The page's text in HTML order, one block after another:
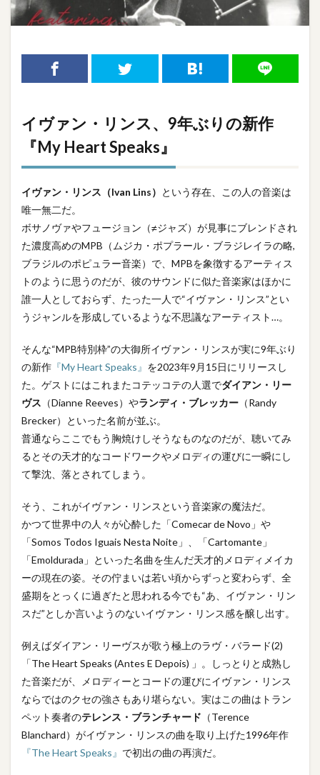
イヴァン・リンス、9年ぶりの新作
『My Heart Speaks』
イヴァン・リンス（Ivan Lins） という存在、この人の音楽は
唯一無二だ。
ボサノヴァやフュージョン（≠ジャズ）が見事にブレンドされ
た濃度高めのMPB（ムジカ・ポプラール・ブラジレイラの略,
ブラジルのポピュラー音楽）で、MPBを象徴するアーティス
トのように思うのだが、彼のサウンドに似た音楽家はほかに
誰一人としておらず、たった一人で“イヴァン・リンス”とい
うジャンルを形成しているような不思議なアーティスト…。
そんな“MPB特別枠”の大御所イヴァン・リンスが実に9年ぶり
の新作 『My Heart Speaks』 を2023年9月15日にリリースし
た。ゲストにはこれまたコテッコテの人選でダイアン・リー
ヴス （Dianne Reeves）やランディ・ブレッカー （Randy
Brecker）といった名前が並ぶ。
普通ならここでもう胸焼けしそうなものなのだが、聴いてみ
るとその天才的なコードワークやメロディの運びに一瞬にし
て撃沈、落とされてしまう。
そう、これがイヴァン・リンスという音楽家の魔法だ。
かつて世界中の人々が心酔した「Comecar de Novo」や
「Somos Todos Iguais Nesta Noite」、「Cartomante」
「Emoldurada」といった名曲を生んだ天才的メロディメイカ
ーの現在の姿。その佇まいは若い頃からずっと変わらず、全
盛期をとっくに過ぎたと思われる今でも“あ、イヴァン・リン
スだ”としか言いようのないイヴァン・リンス感を醸し出す。
例えばダイアン・リーヴスが歌う極上のラヴ・バラード(2)
「The Heart Speaks (Antes E Depois) 」。しっとりと成熟し
た音楽だが、メロディーとコードの運びにイヴァン・リンス
ならではのクセの強さもあり堪らない。実はこの曲はトラン
ペット奏者のテレンス・ブランチャード （Terence
Blanchard）がイヴァン・リンスの曲を取り上げた1996年作
『The Heart Speaks』 で初出の曲の再演だ。